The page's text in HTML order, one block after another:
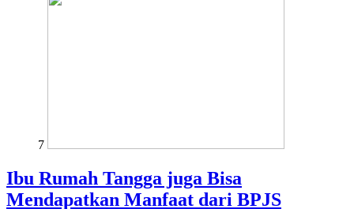
7
Ibu Rumah Tangga juga Bisa
Mendapatkan Manfaat dari BPJS